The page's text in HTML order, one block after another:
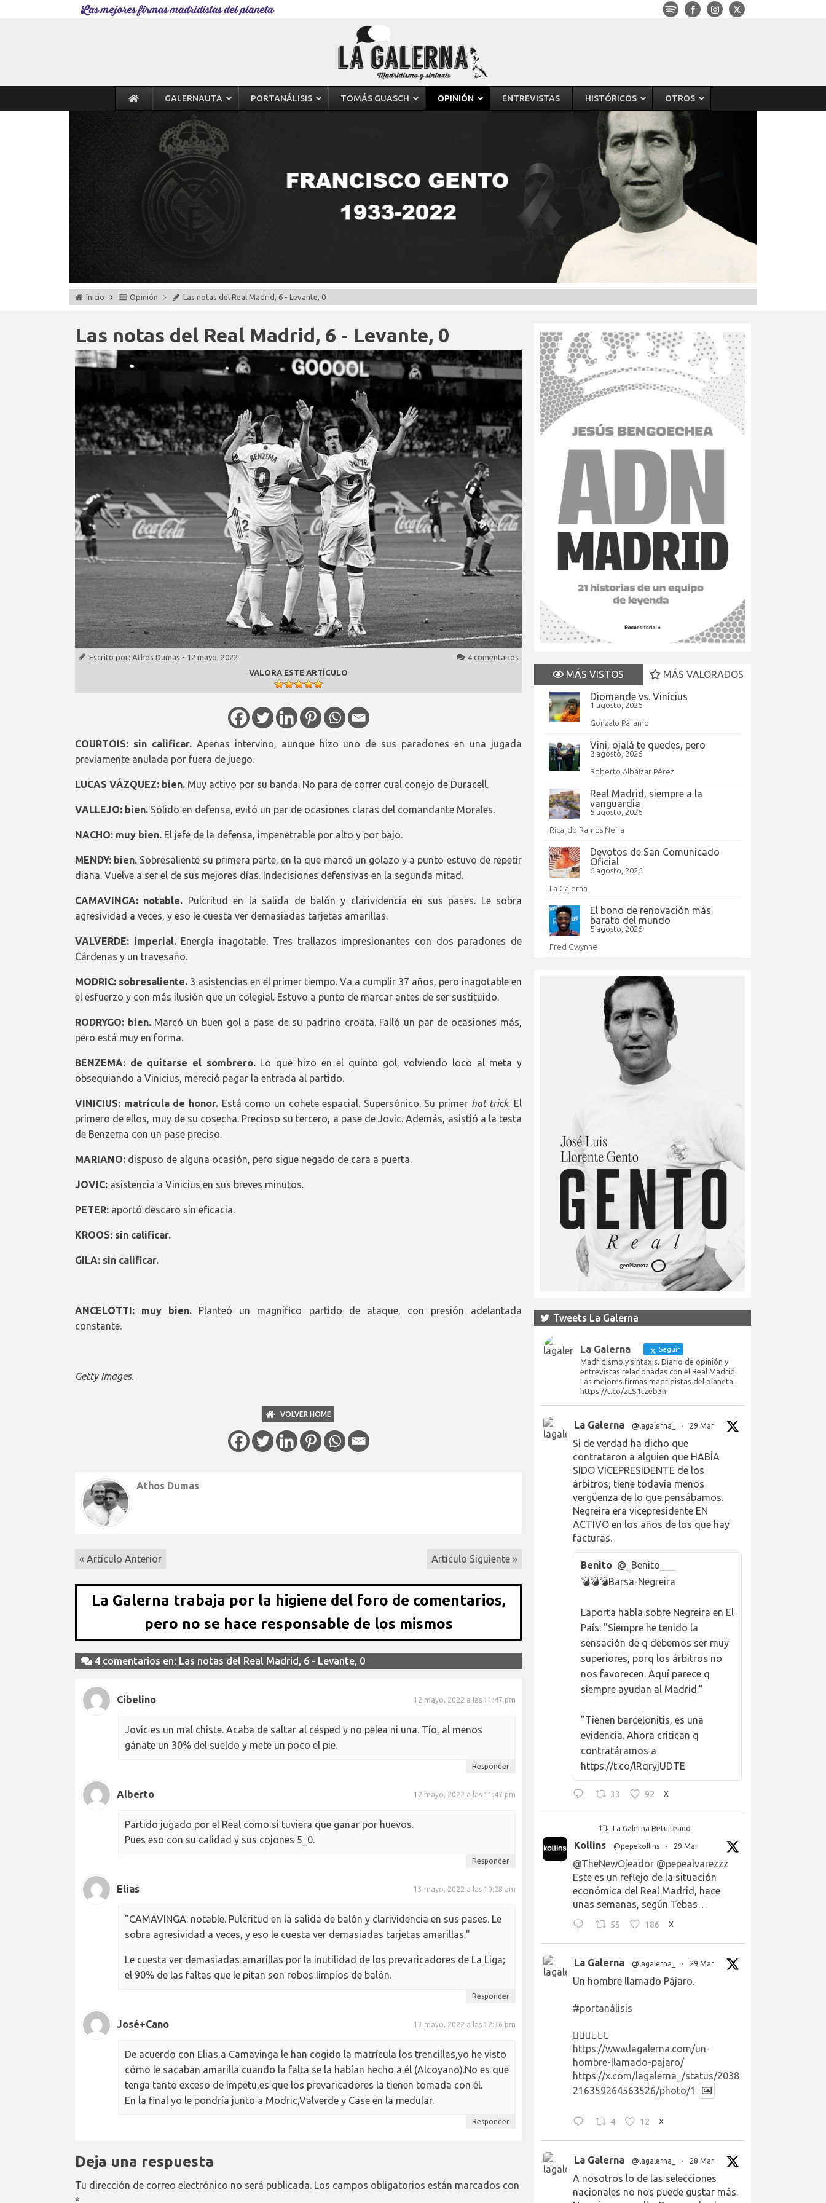
Las mejores firmas madridistas del planeta
GALERNAUTA PORTANÁLISIS TOMÁS GUASCH OPINIÓN ENTREVISTAS HISTÓRICOS OTROS
Inicio Opinión Las notas del Real Madrid, 6 - Levante, 0
Las notas del Real Madrid, 6 - Levante, 0
Escrito por: Athos Dumas - 12 mayo, 2022
4 comentarios
VALORA ESTE ARTÍCULO
COURTOIS: sin calificar. Apenas intervino, aunque hizo uno de sus paradones en una jugada
previamente anulada por fuera de juego.
LUCAS VÁZQUEZ: bien. Muy activo por su banda. No para de correr cual conejo de Duracell.
VALLEJO: bien. Sólido en defensa, evitó un par de ocasiones claras del comandante Morales.
NACHO: muy bien. El jefe de la defensa, impenetrable por alto y por bajo.
MENDY: bien. Sobresaliente su primera parte, en la que marcó un golazo y a punto estuvo de repetir
diana. Vuelve a ser el de sus mejores días. Indecisiones defensivas en la segunda mitad.
CAMAVINGA: notable. Pulcritud en la salida de balón y clarividencia en sus pases. Le sobra
agresividad a veces, y eso le cuesta ver demasiadas tarjetas amarillas.
VALVERDE: imperial.Energía inagotable. Tres trallazos impresionantes con dos paradones de
Cárdenas y un travesaño.
MODRIC: sobresaliente. 3 asistencias en el primer tiempo. Va a cumplir 37 años, pero inagotable en
el esfuerzo y con más ilusión que un colegial. Estuvo a punto de marcar antes de ser sustituido.
RODRYGO: bien.Marcó un buen gol a pase de su padrino croata. Falló un par de ocasiones más,
pero está muy en forma.
BENZEMA: de quitarse el sombrero.Lo que hizo en el quinto gol, volviendo loco al meta y
obsequiando a Vinicius, mereció pagar la entrada al partido.
VINICIUS: matrícula de honor.Está como un cohete espacial. Supersónico. Su primer hat trick. El
primero de ellos, muy de su cosecha. Precioso su tercero, a pase de Jovic. Además, asistió a la testa
de Benzema con un pase preciso.
MARIANO: dispuso de alguna ocasión, pero sigue negado de cara a puerta.
JOVIC: asistencia a Vinicius en sus breves minutos.
PETER: aportó descaro sin eficacia.
KROOS: sin calificar.
GILA: sin calificar.
ANCELOTTI: muy bien. Planteó un magnífico partido de ataque, con presión adelantada
constante.
Getty Images.
VOLVER HOME
Athos Dumas
« Artículo Anterior Artículo Siguiente »
La Galerna trabaja por la higiene del foro de comentarios,
pero no se hace responsable de los mismos
4 comentarios en: Las notas del Real Madrid, 6 - Levante, 0
Cibelino 12 mayo, 2022 a las 11:47 pm
Jovic es un mal chiste. Acaba de saltar al césped y no pelea ni una. Tío, al menos
gánate un 30% del sueldo y mete un poco el pie.
Responder
Alberto 12 mayo, 2022 a las 11:47 pm
Partido jugado por el Real como si tuviera que ganar por huevos.
Pues eso con su calidad y sus cojones 5_0.
Responder
Elías 13 mayo, 2022 a las 10:28 am
"CAMAVINGA: notable. Pulcritud en la salida de balón y clarividencia en sus pases. Le
sobra agresividad a veces, y eso le cuesta ver demasiadas tarjetas amarillas."
Le cuesta ver demasiadas amarillas por la inutilidad de los prevaricadores de La Liga;
el 90% de las faltas que le pitan son robos limpios de balón.
Responder
José+Cano 13 mayo, 2022 a las 12:36 pm
De acuerdo con Elias,a Camavinga le han cogido la matrícula los trencillas,yo he visto
cómo le sacaban amarilla cuando la falta se la habían hecho a él (Alcoyano).No es que
tenga tanto exceso de ímpetu,es que los prevaricadores la tienen tomada con él.
En la final yo le pondría junto a Modric,Valverde y Case en la medular.
Responder
Deja una respuesta
Tu dirección de correo electrónico no será publicada. Los campos obligatorios están marcados con
*
MÁS VISTOS
MÁS VALORADOS
Diomande vs. Vinícius
1 agosto, 2026
Gonzalo Páramo
Vini, ojalá te quedes, pero
2 agosto, 2026
Roberto Albáizar Pérez
Real Madrid, siempre a la
vanguardia
5 agosto, 2026
Ricardo Ramos Neira
Devotos de San Comunicado
Oficial
6 agosto, 2026
La Galerna
El bono de renovación más
barato del mundo
5 agosto, 2026
Fred Gwynne
Tweets La Galerna
La Galerna Seguir
Madridismo y sintaxis. Diario de opinión y
entrevistas relacionadas con el Real Madrid.
Las mejores firmas madridistas del planeta.
https://t.co/zLS1tzeb3h
La Galerna @lagalerna_ · 29 Mar
Si de verdad ha dicho que
contrataron a alguien que HABÍA
SIDO VICEPRESIDENTE de los
árbitros, tiene todavía menos
vergüenza de lo que pensábamos.
Negreira era vicepresidente EN
ACTIVO en los años de los que hay
facturas.
Benito @_Benito___
💣💣💣Barsa-Negreira
Laporta habla sobre Negreira en El
País: "Siempre he tenido la
sensación de q debemos ser muy
superiores, porq los árbitros no
nos favorecen. Aquí parece q
siempre ayudan al Madrid."
"Tienen barcelonitis, es una
evidencia. Ahora critican q
contratáramos a
https://t.co/lRqryjUDTE
33 92 X
La Galerna Retuiteado
Kollins @pepekollins · 29 Mar
@TheNewOjeador @pepealvarezzz
Este es un reflejo de la situación
económica del Real Madrid, hace
unas semanas, según Tebas…
55 186 X
La Galerna @lagalerna_ · 29 Mar
Un hombre llamado Pájaro.
#portanálisis
👉🏻👉🏻👉🏻
https://www.lagalerna.com/un-
hombre-llamado-pajaro/
https://x.com/lagalerna_/status/2038
216359264563526/photo/1
4 12 X
La Galerna @lagalerna_ · 28 Mar
A nosotros lo de las selecciones
nacionales no nos puede gustar más.